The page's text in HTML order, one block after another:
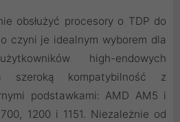
obsłużyć procesory o TDP do
czyni je idealnym wyborem dla
high-endowych
szeroką kompatybilność z
podstawkami: AMD AM5 i
1200 i 1151. Niezależnie od